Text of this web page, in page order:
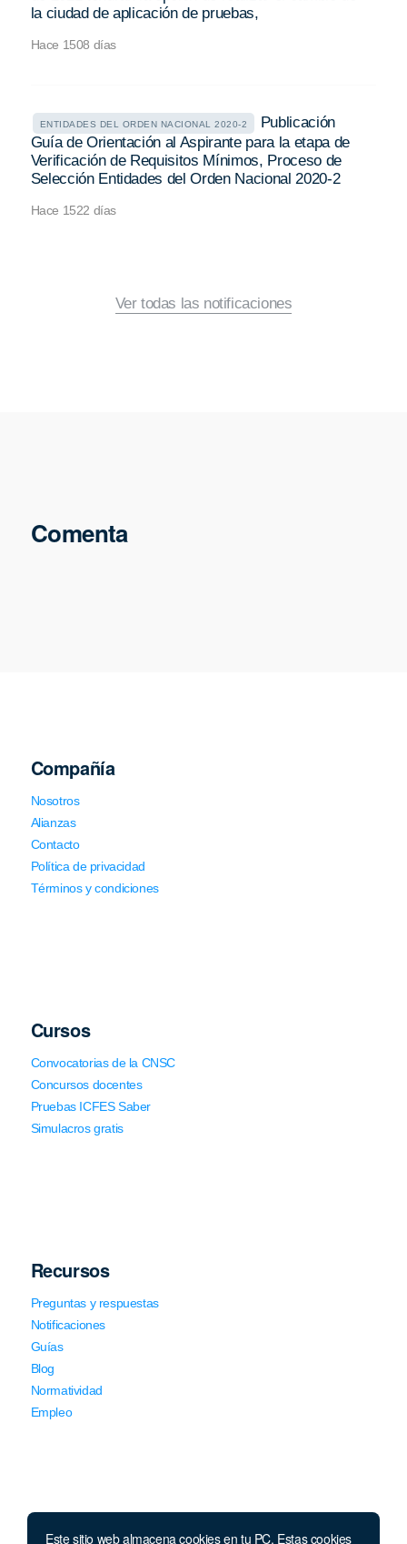
Este sitio web almacena cookies en tu PC. Estas cookies
la ciudad de aplicación de pruebas,
Hace 1508 días
ENTIDADES DEL ORDEN NACIONAL 2020-2
Publicación
Guía de Orientación al Aspirante para la etapa de
Verificación de Requisitos Mínimos, Proceso de
Selección Entidades del Orden Nacional 2020-2
Hace 1522 días
Ver todas las notificaciones
Comenta
Compañía
Nosotros
Alianzas
Contacto
Política de privacidad
Términos y condiciones
Cursos
Convocatorias de la CNSC
Concursos docentes
Pruebas ICFES Saber
Simulacros gratis
Recursos
Preguntas y respuestas
Notificaciones
Guías
Blog
Normatividad
Empleo